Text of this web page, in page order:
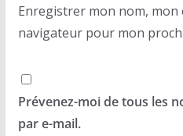
Enregistrer mon nom, mon
navigateur pour mon
Prévenez-moi de tous les
par e-mail.